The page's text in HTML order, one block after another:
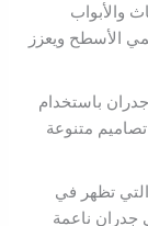
والأبواب
الأسطح ويعزز
باستخدام
متنوعة
تظهر في
ناعمة